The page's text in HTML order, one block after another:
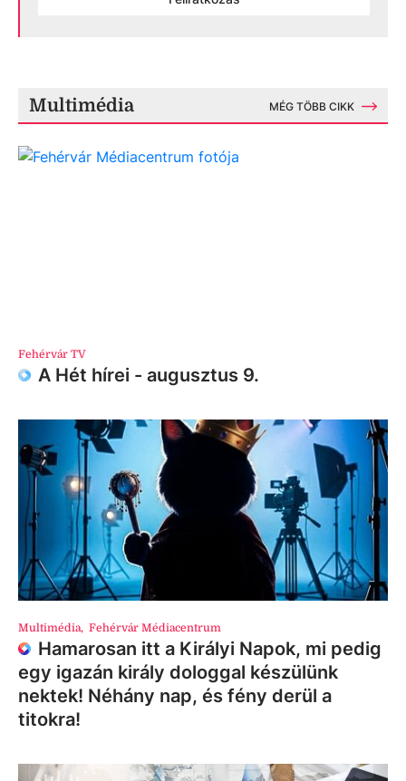
Multimédia MÉG TÖBB CIKK
Fehérvár TV
A Hét hírei - augusztus 9.
Multimédia, Fehérvár Médiacentrum
Hamarosan itt a Királyi Napok, mi pedig
egy igazán király dologgal készülünk
nektek! Néhány nap, és fény derül a
titokra!